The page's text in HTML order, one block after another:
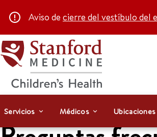
Aviso de cierre del vestíbulo del
Servicios Médicos Ubicaciones